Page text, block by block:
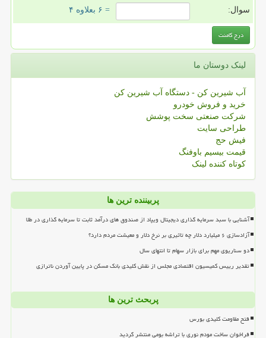
سوال: = ۶ بعلاوه ۴
لینک دوستان ما
آب شیرین کن - دستگاه آب شیرین کن
خرید و فروش خودرو
شرکت صنعتی سخت پوشش
طراحی سایت
فیش حج
قیمت بیسیم باوفنگ
کوتاه کننده لینک
پربیننده ترین ها
آشنایی با سبد سرمایه گذاری دیجیتال ویپاد از صندوق های درآمد ثابت تا سرمایه گذاری در طلا
آزادسازی ۶ میلیارد دلار چه تاثیری بر نرخ دلار و معیشت مردم دارد؟
دو سناریوی مهم برای بازار سهام تا انتهای سال
تقدیر رییس کمیسیون اقتصادی مجلس از نقش کلیدی بانک مسکن در پایین آوردن ناترازی
پربحث ترین ها
فتح مقاومت کلیدی بورس
فراخوان ساخت مودم نوری با تراشه بومی منتشر گردید